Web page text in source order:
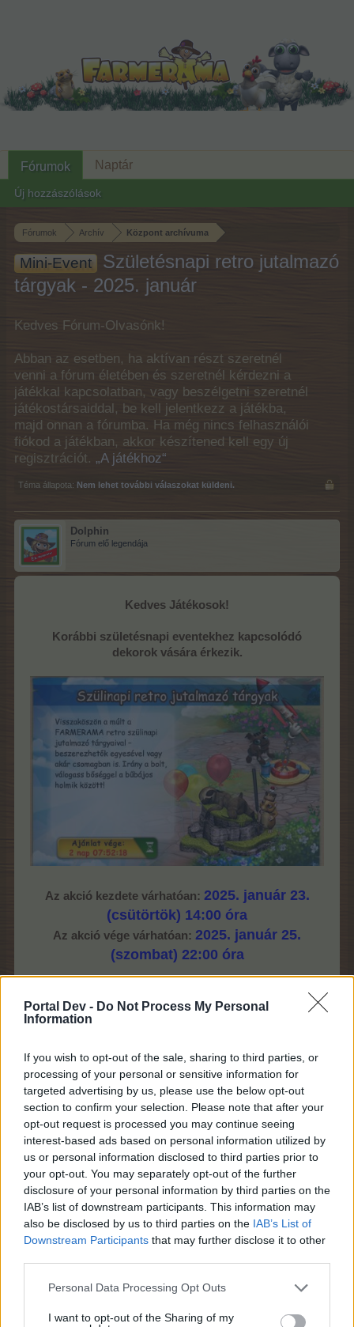
Portal Dev - Do Not Process My Personal
Information
If you wish to opt-out of the sale, sharing to third parties, or
processing of your personal or sensitive information for
targeted advertising by us, please use the below opt-out
section to confirm your selection. Please note that after your
opt-out request is processed you may continue seeing
interest-based ads based on personal information utilized by
us or personal information disclosed to third parties prior to
your opt-out. You may separately opt-out of the further
disclosure of your personal information by third parties on the
IAB’s list of downstream participants. This information may
also be disclosed by us to third parties on the IAB’s List of
Downstream Participants that may further disclose it to other
Personal Data Processing Opt Outs
I want to opt-out of the Sharing of my
Fórumok Archív Központ archívuma
Mini-Event
Születésnapi retro jutalmazó
tárgyak - 2025. január
Kedves Fórum-Olvasónk!
Abban az esetben, ha aktívan részt szeretnél
venni a fórum életében és szeretnél kérdezni a
játékkal kapcsolatban, vagy beszélgetni szeretnél
játékostársaiddal, be kell jelentkezz a játékba,
majd onnan a fórumba. Ha még nincs felhasználói
fiókod a játékban, akkor készítened kell egy új
regisztrációt. „A játékhoz“
Téma állapota: Nem lehet további válaszokat küldeni.
Dolphin
Fórum elő legendája
Kedves Játékosok!
Korábbi születésnapi eventekhez kapcsolódó
dekorok vására érkezik.
Az akció kezdete várhatóan: 2025. január 23.
(csütörtök) 14:00 óra
Az akció vége várhatóan: 2025. január 25.
(szombat) 22:00 óra
Gazdaboltból érhető el.
olvashattok.
Eredményes gazdálkodást kívánunk,
a Farmerama csapata
22.1.25
Kuzdern Bathilda
Dolphin
Fórumok
Új hozzászólások
Naptár